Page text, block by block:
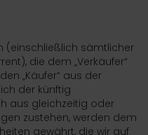
(einschließlich sämtlicher
die dem „Verkäufer“
„Käufer“ aus der
der künftig
aus gleichzeitig oder
zustehen, werden dem
gewährt, die wir auf